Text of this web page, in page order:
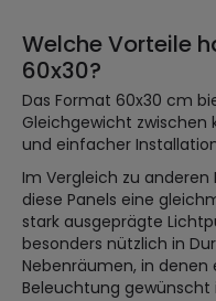
Welche Vorteile
60x30?
Das Format 60x30 cm
Gleichgewicht
und einfacher
Im Vergleich zu
diese Panels eine
stark ausgeprägte
besonders nützlich in
Nebenräumen, in
Beleuchtung gewünscht